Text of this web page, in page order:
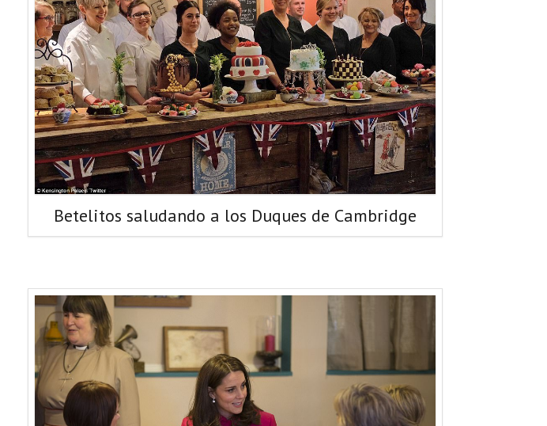
Betelitos saludando a los Duques de Cambridge